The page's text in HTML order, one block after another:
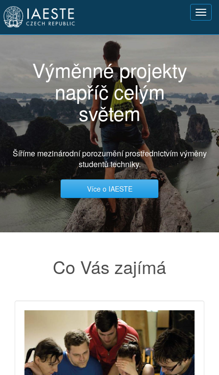
Přejít
hlavnímu
obsahu
Výměnné projekty
napříč celým
světem
Šíříme mezinárodní porozumění prostřednictvím výměny
studentů techniky.
Více o IAESTE
Co Vás zajímá